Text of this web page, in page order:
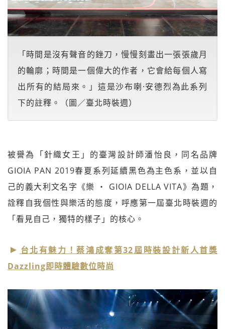
「時間是沒有聲音的銼刀，慢慢刻畫出一張張歲月
的輪廓；時間是一個偉大的作者，它會給每個人寫
出所有的結局來。」這是沙布喇·安德烈為此系列
下的註釋。（圖／臺北時裝週）
被譽為「針織女王」的臺灣設計師潘怡良，同名品牌
GIOIA PAN 2019春夏系列延續黑色為主色系，並以自
己的義大利文名字《樂 ‧ GIOIA DELLA VITA》為題，
詮釋自我個性與樂活的態度，呼應第一屆臺北時裝週的
「看見自己，獨特的樣子」的核心。
台北有魅力！蔡鴻成奪第32屆時裝設計新人首獎
Dazzling即時體驗數位時尚